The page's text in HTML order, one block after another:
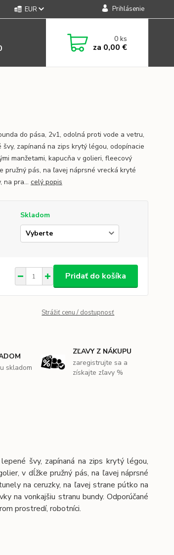
EUR Prihlásenie
0ks
za 0,00 €
do pása, 2v1, odolná proti vode a vetru,
zapínaná na zips krytý légou, odopínacie
manžetami, kapucňa v golieri, fleecový
pružný pás, na ľavej náprsné vrecká kryté
na pra... celý popis
Skladom
Pridať do košíka
Strážiť cenu / dostupnosť
skladom
ZĽAVY Z NÁKUPU
zaregistrujte sa a
získajte zľavy %
švy, zapínaná na zips krytý légou,
v dĺžke pružný pás, na ľavej náprsné
na ceruzky, na ľavej strane pútko na
na vonkajšiu stranu bundy. Odporúčané
prostredí, robotníci.